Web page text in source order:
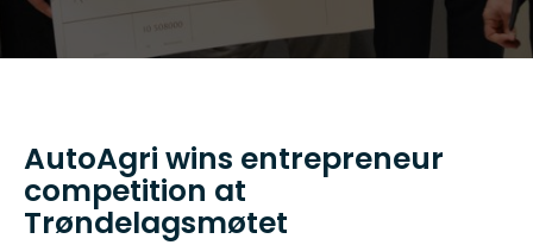
AutoAgri wins entrepreneur
competition at
Trøndelagsmøtet